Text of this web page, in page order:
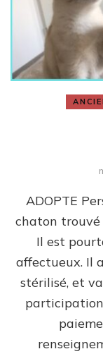
ADOPTE
chaton trouvé
Il est
affectueux. Il
stérilisé, et